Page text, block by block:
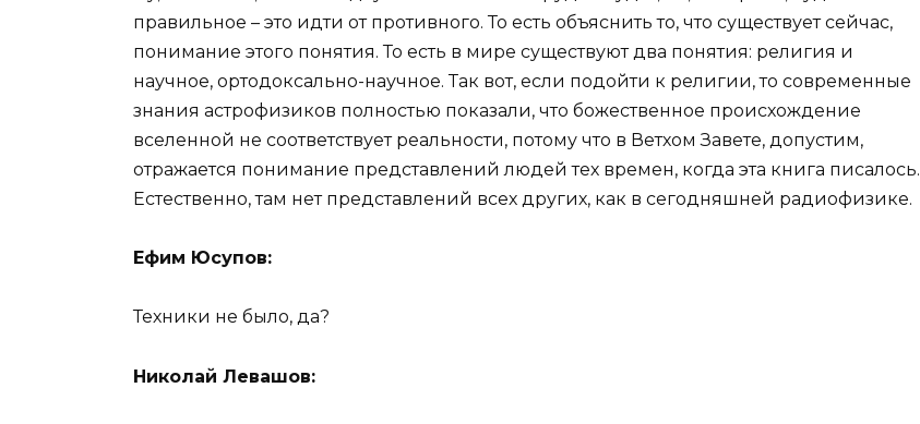
правильное – это идти от противного. То есть объяснить то, что существует сейчас,
понимание этого понятия. То есть в мире существуют два понятия: религия и
научное, ортодоксально-научное. Так вот, если подойти к религии, то современные
знания астрофизиков полностью показали, что божественное происхождение
вселенной не соответствует реальности, потому что в Ветхом Завете, допустим,
отражается понимание представлений людей тех времен, когда эта книга писалось.
Естественно, там нет представлений всех других, как в сегодняшней радиофизике.
Ефим Юсупов:
Техники не было, да?
Николай Левашов: